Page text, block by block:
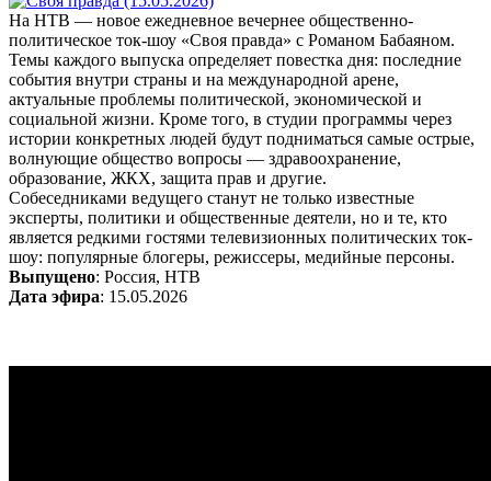
На НТВ — новое ежедневное вечернее общественно-
политическое ток-шоу «Своя правда» с Романом Бабаяном.
Темы каждого выпуска определяет повестка дня: последние
события внутри страны и на международной арене,
актуальные проблемы политической, экономической и
социальной жизни. Кроме того, в студии программы через
истории конкретных людей будут подниматься самые острые,
волнующие общество вопросы — здравоохранение,
образование, ЖКХ, защита прав и другие.
Собеседниками ведущего станут не только известные
эксперты, политики и общественные деятели, но и те, кто
является редкими гостями телевизионных политических ток-
шоу: популярные блогеры, режиссеры, медийные персоны.
Выпущено: Россия, НТВ
Дата эфира: 15.05.2026